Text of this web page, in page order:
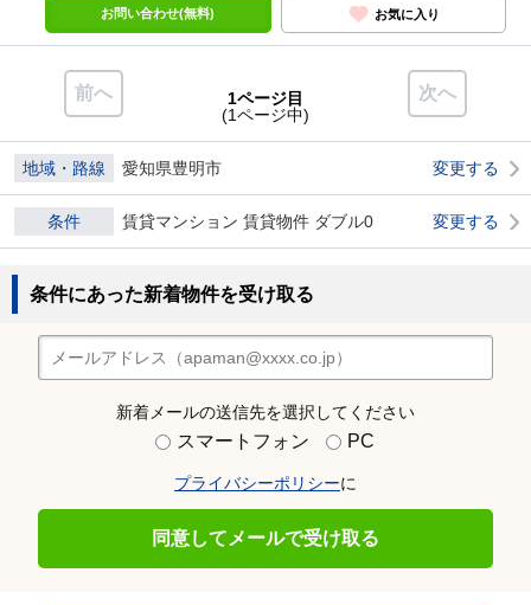
お問い合わせ(無料) お気に入り
前へ 次へ
1ページ目
(1ページ中)
地域・路線 愛知県豊明市 変更する
条件 賃貸マンション 賃貸物件 ダブル0 変更する
条件にあった新着物件を受け取る
新着メールの送信先を選択してください
スマートフォン PC
プライバシーポリシーに
同意してメールで受け取る